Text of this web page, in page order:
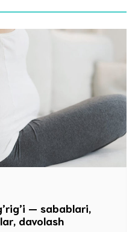
— sabablari,
davolash